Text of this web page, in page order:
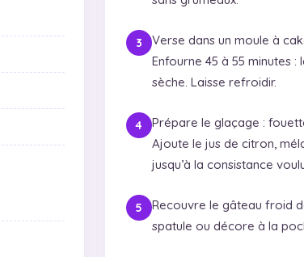
Verse dans un moule à
Enfourne 45 à 55 minutes
sèche. Laisse refroidir.
Prépare le glaçage :
Ajoute le jus de citron,
jusqu’à la consistance
Recouvre le gâteau froid
spatule ou décore à la